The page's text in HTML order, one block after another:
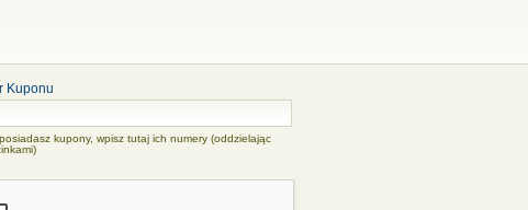
Kuponu
kupony, wpisz tutaj ich numery (oddzielając